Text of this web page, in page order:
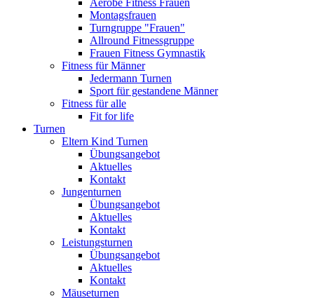
Montagsfrauen
Turngruppe "Frauen"
Allround Fitnessgruppe
Frauen Fitness Gymnastik
Fitness für Männer
Jedermann Turnen
Sport für gestandene Männer
Fitness für alle
Fit for life
Turnen
Eltern Kind Turnen
Übungsangebot
Aktuelles
Kontakt
Jungenturnen
Übungsangebot
Aktuelles
Kontakt
Leistungsturnen
Übungsangebot
Aktuelles
Kontakt
Mäuseturnen